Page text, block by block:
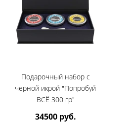
Подарочный набор с
черной икрой "Попробуй
ВСЁ 300 гр"
34500 руб.